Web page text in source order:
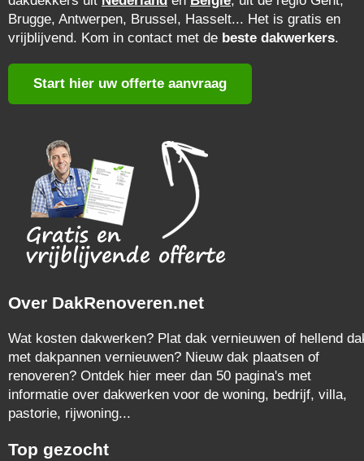
Brugge, Antwerpen, Brussel, Hasselt... Het is gratis en
vrijblijvend. Kom in contact met de beste dakwerkers.
Start hier uw offerte aanvraag
Over DakRenoveren.net
Wat kosten dakwerken? Plat dak vernieuwen of hellend
met dakpannen vernieuwen? Nieuw dak plaatsen of
renoveren? Ontdek hier meer dan 50 pagina's met
informatie over dakwerken voor de woning, bedrijf, villa,
pastorie, rijwoning...
Top gezocht